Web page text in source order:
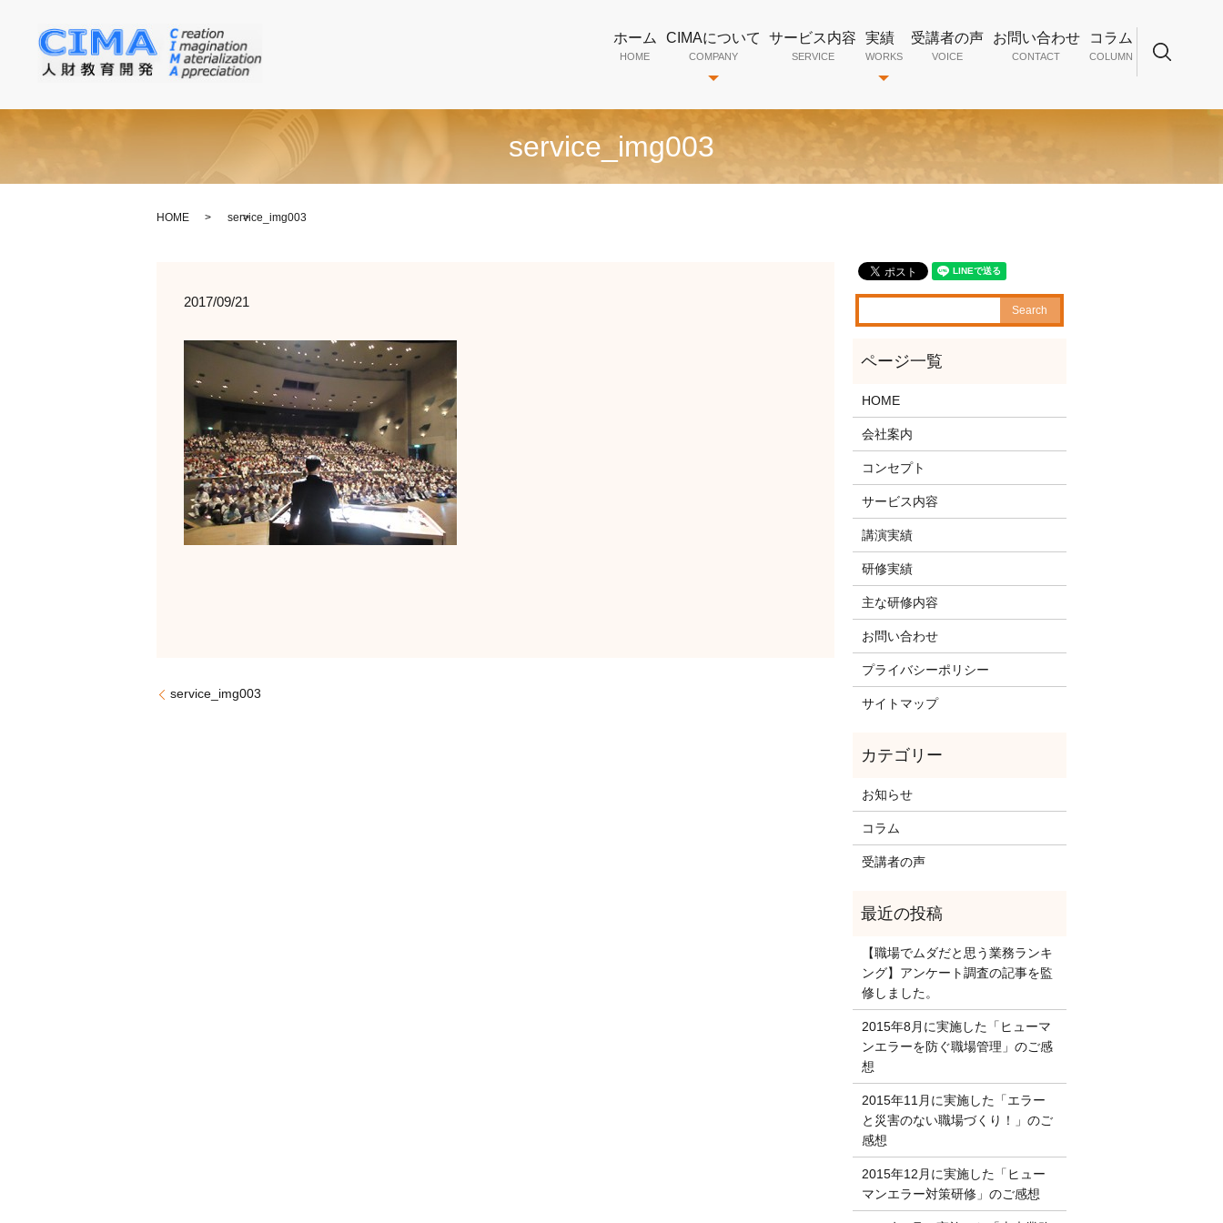
ホーム
HOME
CIMAについて
COMPANY
サービス内容
SERVICE
実績
WORKS
受講者の声
VOICE
お問い合わせ
CONTACT
コラム
COLUMN
service_img003
HOME service_img003
2017/09/21
service_img003
HOME
会社案内
コンセプト
サービス内容
講演実績
研修実績
主な研修内容
お問い合わせ
プライバシーポリシー
サイトマップ
お知らせ
コラム
受講者の声
【職場でムダだと思う業務ランキ
ング】アンケート調査の記事を監
修しました。
2015年8月に実施した「ヒューマ
ンエラーを防ぐ職場管理」のご感
想
2015年11月に実施した「エラー
と災害のない職場づくり！」のご
感想
2015年12月に実施した「ヒュー
マンエラー対策研修」のご感想